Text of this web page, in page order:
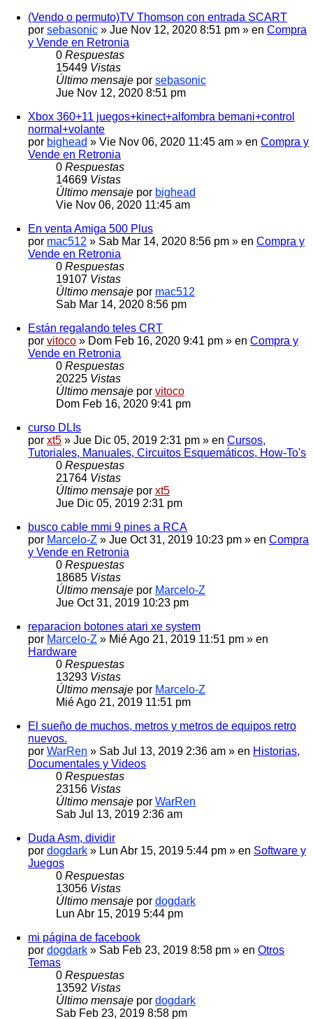
(Vendo o permuto)TV Thomson con entrada SCART
por sebasonic » Jue Nov 12, 2020 8:51 pm » en Compra
y Vende en Retronia
0 Respuestas
15449 Vistas
Último mensaje por sebasonic
Jue Nov 12, 2020 8:51 pm
Xbox 360+11 juegos+kinect+alfombra bemani+control
normal+volante
por bighead » Vie Nov 06, 2020 11:45 am » en Compra y
Vende en Retronia
0 Respuestas
14669 Vistas
Último mensaje por bighead
Vie Nov 06, 2020 11:45 am
En venta Amiga 500 Plus
por mac512 » Sab Mar 14, 2020 8:56 pm » en Compra y
Vende en Retronia
0 Respuestas
19107 Vistas
Último mensaje por mac512
Sab Mar 14, 2020 8:56 pm
Están regalando teles CRT
por vitoco » Dom Feb 16, 2020 9:41 pm » en Compra y
Vende en Retronia
0 Respuestas
20225 Vistas
Último mensaje por vitoco
Dom Feb 16, 2020 9:41 pm
curso DLIs
por xt5 » Jue Dic 05, 2019 2:31 pm » en Cursos,
Tutoriales, Manuales, Circuitos Esquemáticos, How-To's
0 Respuestas
21764 Vistas
Último mensaje por xt5
Jue Dic 05, 2019 2:31 pm
busco cable mmi 9 pines a RCA
por Marcelo-Z » Jue Oct 31, 2019 10:23 pm » en Compra
y Vende en Retronia
0 Respuestas
18685 Vistas
Último mensaje por Marcelo-Z
Jue Oct 31, 2019 10:23 pm
reparacion botones atari xe system
por Marcelo-Z » Mié Ago 21, 2019 11:51 pm » en
Hardware
0 Respuestas
13293 Vistas
Último mensaje por Marcelo-Z
Mié Ago 21, 2019 11:51 pm
El sueño de muchos, metros y metros de equipos retro
nuevos.
por WarRen » Sab Jul 13, 2019 2:36 am » en Historias,
Documentales y Videos
0 Respuestas
23156 Vistas
Último mensaje por WarRen
Sab Jul 13, 2019 2:36 am
Duda Asm, dividir
por dogdark » Lun Abr 15, 2019 5:44 pm » en Software y
Juegos
0 Respuestas
13056 Vistas
Último mensaje por dogdark
Lun Abr 15, 2019 5:44 pm
mi página de facebook
por dogdark » Sab Feb 23, 2019 8:58 pm » en Otros
Temas
0 Respuestas
13592 Vistas
Último mensaje por dogdark
Sab Feb 23, 2019 8:58 pm